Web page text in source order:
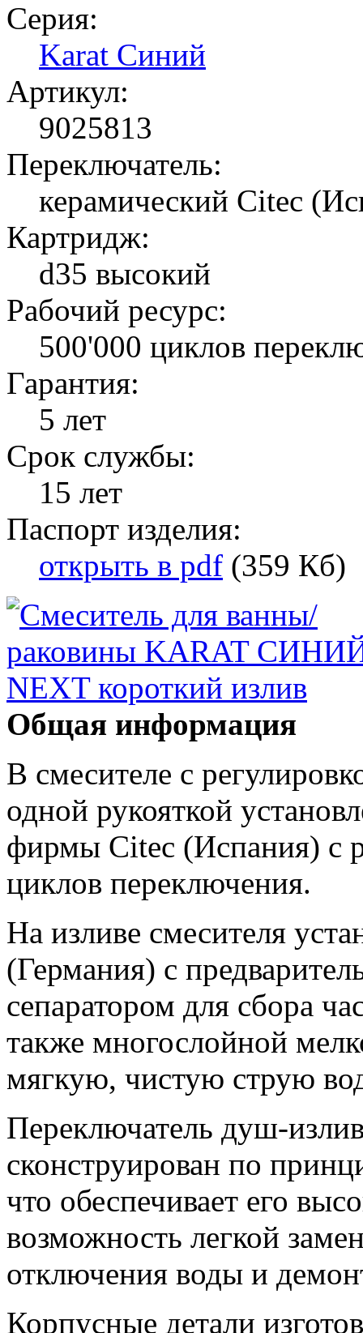
Серия:
Karat Синий
Артикул:
9025813
Переключатель:
керамический Citec
Картридж:
d35 высокий
Рабочий ресурс:
500'000 циклов
Гарантия:
5 лет
Срок службы:
15 лет
Паспорт изделия:
открыть в pdf (359 Кб)
Общая информация
В смесителе с
одной рукояткой
фирмы Citec (Испания) с
циклов переключения.
На изливе смесителя
(Германия) с
сепаратором для сбора
также многослойной
мягкую, чистую струю
Переключатель душ-
сконструирован по
что обеспечивает его
возможность легкой
отключения воды и
Корпусные детали